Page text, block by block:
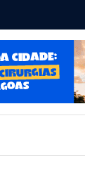
Câmara
Legislativo